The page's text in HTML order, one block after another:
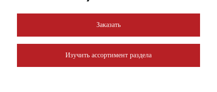
Заказать
Изучить ассортимент раздела